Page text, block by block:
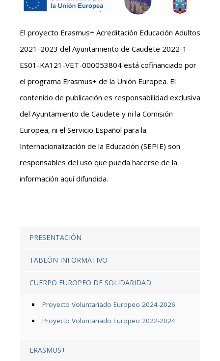
El proyecto Erasmus+ Acreditación Educación Adultos
2021-2023 del Ayuntamiento de Caudete 2022-1-
ES01-KA121-VET-000053804 está cofinanciado por
el programa Erasmus+ de la Unión Europea. El
contenido de publicación es responsabilidad exclusiva
del Ayuntamiento de Caudete y ni la Comisión
Europea, ni el Servicio Español para la
Internacionalización de la Educación (SEPIE) son
responsables del uso que pueda hacerse de la
información aquí difundida.
PRESENTACIÓN
TABLÓN INFORMATIVO
CUERPO EUROPEO DE SOLIDARIDAD
Proyecto Voluntariado Europeo 2024-2026
Proyecto Voluntariado Europeo 2022-2024
ERASMUS+